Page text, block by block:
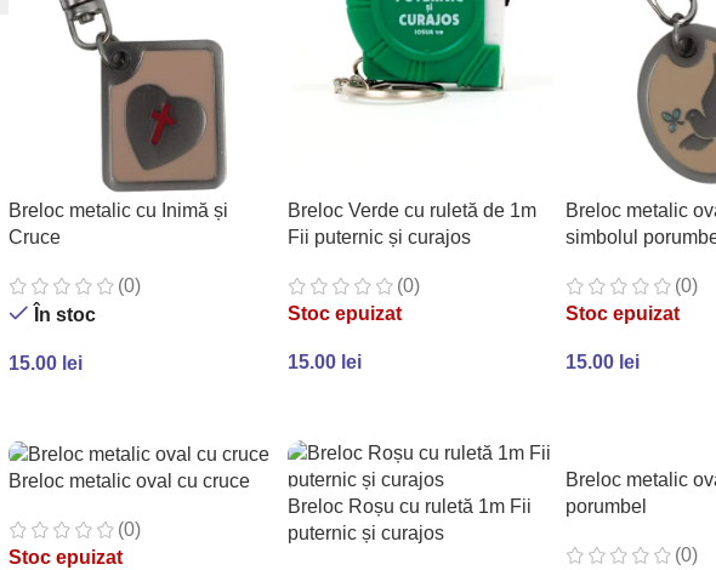
Breloc metalic cu Inimă și
Cruce
(0)
În stoc
15.00 lei
Breloc Verde cu ruletă de 1m
Fii puternic și curajos
(0)
Stoc epuizat
15.00 lei
Breloc metalic
simbolul
(0)
Stoc epuizat
15.00 lei
Breloc metalic oval cu cruce
(0)
Stoc epuizat
Breloc Roșu cu ruletă 1m Fii
puternic și curajos
Breloc metalic
porumbel
(0)